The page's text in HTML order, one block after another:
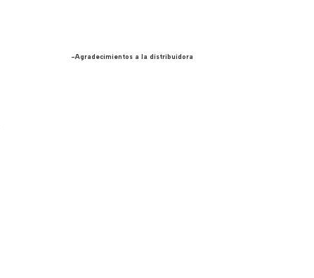
-Agradecimientos a la distribuidora